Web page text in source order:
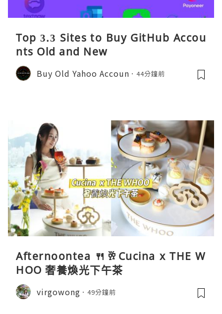
Top 3.3 Sites to Buy GitHub Accou
nts Old and New
Buy Old Yahoo Accoun 44分鐘前
Afternoontea 🍴🥂Cucina x THE W
HOO 奢養煥光下午茶
virgowong 49分鐘前